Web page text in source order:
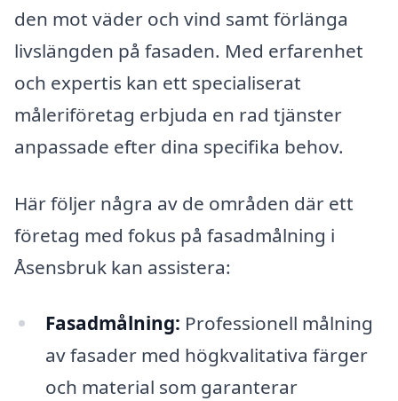
den mot väder och vind samt förlänga
livslängden på fasaden. Med erfarenhet
och expertis kan ett specialiserat
måleriföretag erbjuda en rad tjänster
anpassade efter dina specifika behov.
Här följer några av de områden där ett
företag med fokus på fasadmålning i
Åsensbruk kan assistera:
Fasadmålning: Professionell målning
av fasader med högkvalitativa färger
och material som garanterar